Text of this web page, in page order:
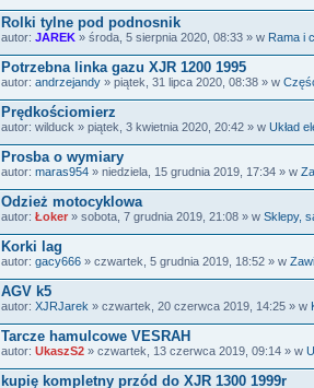
Rolki tylne pod podnosnik
autor: JAREK » środa, 5 sierpnia 2020, 08:33 » w Rama i
Potrzebna linka gazu XJR 1200 1995
autor: andrzejandy » piątek, 31 lipca 2020, 08:38 » w
Prędkościomierz
autor: wilduck » piątek, 3 kwietnia 2020, 20:42 » w Układ
Prosba o wymiary
autor: maras954 » niedziela, 15 grudnia 2019, 17:34 » w
Odzież motocyklowa
autor: Łoker » sobota, 7 grudnia 2019, 21:08 » w Sklepy,
Korki lag
autor: gacy666 » czwartek, 5 grudnia 2019, 18:52 » w
AGV k5
autor: XJRJarek » czwartek, 20 czerwca 2019, 14:25 » w
Tarcze hamulcowe VESRAH
autor: UkaszS2 » czwartek, 13 czerwca 2019, 09:14 » w
kupię kompletny przód do XJR 1300 1999r